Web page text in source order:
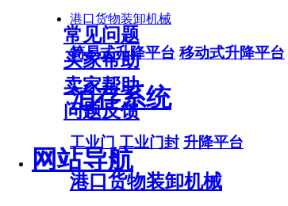
常见问题
买家帮助
卖家帮助
问题反馈
网站导航
港口货物装卸机械
简易式升降平台 移动式升降平台
泊存系统
工业门 工业门封 升降平台
港口货物装卸机械